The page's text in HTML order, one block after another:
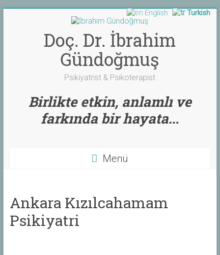
Doç. Dr. İbrahim
Gündoğmuş
Psikiyatrist & Psikoterapist
Birlikte etkin, anlamlı ve
farkında bir hayata...
Menü
Ankara Kızılcahamam
Psikiyatri
English Turkish